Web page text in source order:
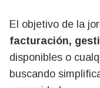
El objetivo de la
facturación,
disponibles o
buscando